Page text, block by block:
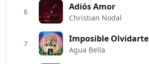
6 Adiós Amor
Christian Nodal
7 Imposible Olvidarte
Agua Bella